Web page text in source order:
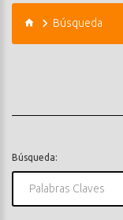
Búsqueda
Búsqueda: